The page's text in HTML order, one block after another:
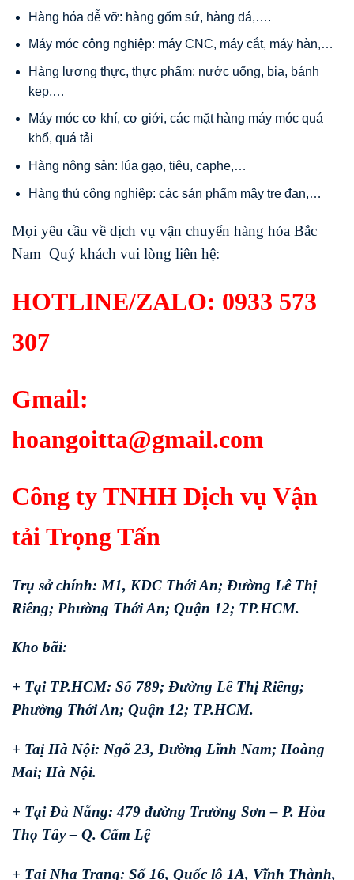
Hàng hóa dễ vỡ: hàng gốm sứ, hàng đá,….
Máy móc công nghiệp: máy CNC, máy cắt, máy hàn,…
Hàng lương thực, thực phẩm: nước uống, bia, bánh
kẹp,…
Máy móc cơ khí, cơ giới, các mặt hàng máy móc quá
khổ, quá tải
Hàng nông sản: lúa gạo, tiêu, caphe,…
Hàng thủ công nghiệp: các sản phẩm mây tre đan,…
Mọi yêu cầu về dịch vụ vận chuyển hàng hóa Bắc
Nam Quý khách vui lòng liên hệ:
HOTLINE/ZALO: 0933 573
307
Gmail:
hoangoitta@gmail.com
Công ty TNHH Dịch vụ Vận
tải Trọng Tấn
Trụ sở chính: M1, KDC Thới An; Đường Lê Thị
Riêng; Phường Thới An; Quận 12; TP.HCM.
Kho bãi:
+ Tại TP.HCM: Số 789; Đường Lê Thị Riêng;
Phường Thới An; Quận 12; TP.HCM.
+ Taị Hà Nội: Ngõ 23, Đường Lĩnh Nam; Hoàng
Mai; Hà Nội.
+ Tại Đà Nẵng: 479 đường Trường Sơn – P. Hòa
Thọ Tây – Q. Cẩm Lệ
+ Tại Nha Trang: Số 16, Quốc lộ 1A, Vĩnh Thành,